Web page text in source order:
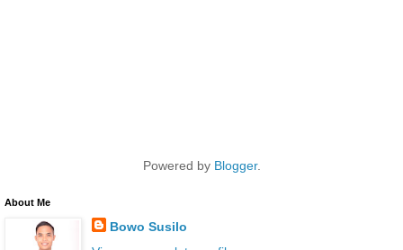
Powered by Blogger.
About Me
Bowo Susilo